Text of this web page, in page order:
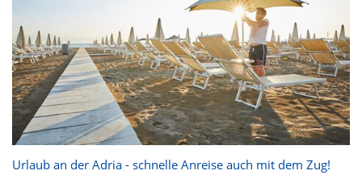
Urlaub an der Adria - schnelle Anreise auch mit dem Zug!